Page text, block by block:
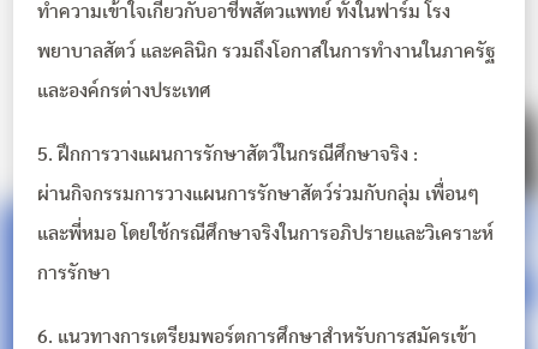
ทำความเข้าใจเกี่ยวกับอาชีพสัตวแพทย์ ทั้งในฟาร์ม โรง
พยาบาลสัตว์ และคลินิก รวมถึงโอกาสในการทำงานในภาครัฐ
และองค์กรต่างประเทศ
5. ฝึกการวางแผนการรักษาสัตว์ในกรณีศึกษาจริง :
ผ่านกิจกรรมการวางแผนการรักษาสัตว์ร่วมกับกลุ่ม เพื่อนๆ
และพี่หมอ โดยใช้กรณีศึกษาจริงในการอภิปรายและวิเคราะห์
การรักษา
6. แนวทางการเตรียมพอร์ตการศึกษาสำหรับการสมัครเข้า